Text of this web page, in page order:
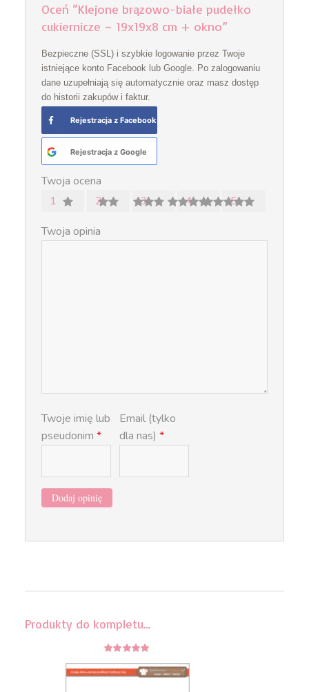
Oceń “Klejone brązowo-białe pudełko
cukiernicze – 19x19x8 cm + okno”
Bezpieczne (SSL) i szybkie logowanie przez Twoje
istniejące konto Facebook lub Google. Po zalogowaniu
dane uzupełniają się automatycznie oraz masz dostęp
do historii zakupów i faktur.
Rejestracja z Facebook
Rejestracja z Google
Twoja ocena
1
2 3 4
5
Twoja opinia
Twoje imię lub
pseudonim *
Email (tylko
dla nas)*
Produkty do kompletu…
4.86z 5